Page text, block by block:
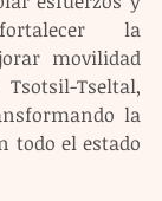
la
movilidad
Tseltal,
la
todo el estado